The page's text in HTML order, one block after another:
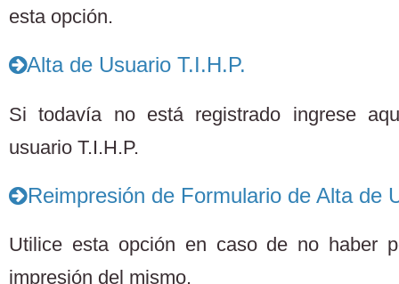
esta opción.
Alta de Usuario T.I.H.P.
Si todavía no está registrado ingrese
usuario T.I.H.P.
Reimpresión de Formulario de Alta de
Utilice esta opción en caso de no haber
impresión del mismo.